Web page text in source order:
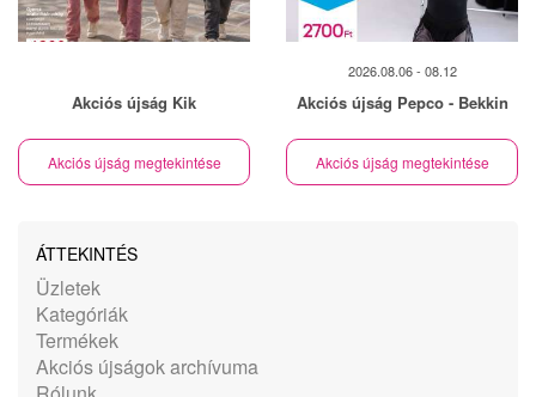
Akciós újság Kik
Akciós újság megtekintése
2026.08.06 - 08.12
Akciós újság Pepco - Bekkin
Akciós újság megtekintése
ÁTTEKINTÉS
Üzletek
Kategóriák
Termékek
Akciós újságok archívuma